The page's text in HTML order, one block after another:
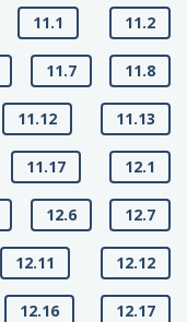
11.1 11.2
11.7 11.8
11.12 11.13
11.17 12.1
12.6 12.7
12.11 12.12
12.16 12.17